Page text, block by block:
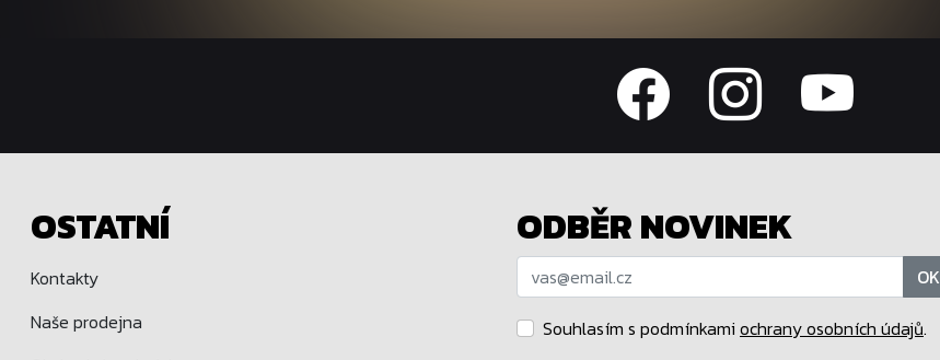
OSTATNÍ
Kontakty
Naše prodejna
ODBĚR NOVINEK
OK
Souhlasím s podmínkami ochrany osobních údajů.